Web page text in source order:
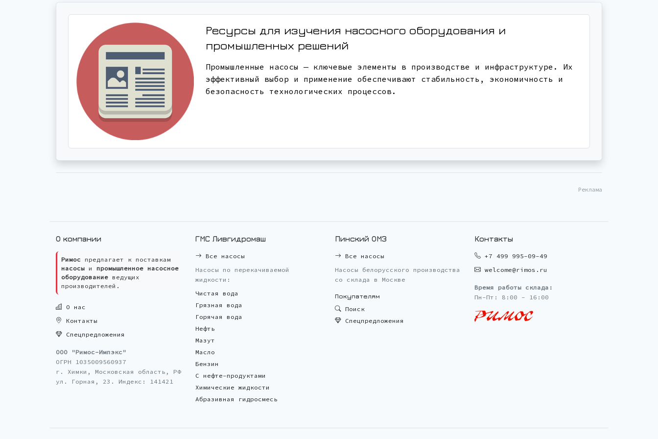
Ресурсы для изучения насосного оборудования и
промышленных решений
Промышленные насосы — ключевые элементы в производстве и инфраструктуре. Их
эффективный выбор и применение обеспечивают стабильность, экономичность и
безопасность технологических процессов.
Реклама
О компании
Римос предлагает к поставкам
насосы и промышленное насосное
оборудование ведущих
производителей.
О нас
Контакты
Спецпредложения
ООО "Римос-Импэкс"
ОГРН 1035009560937
г. Химки, Московская область, РФ
ул. Горная, 23. Индекс: 141421
ГМС Ливгидромаш
Все насосы
Насосы по перекачиваемой
жидкости:
Чистая вода
Грязная вода
Горячая вода
Нефть
Мазут
Масло
Бензин
С нефте-продуктами
Химические жидкости
Абразивная гидросмесь
Пинский ОМЗ
Все насосы
Насосы белорусского производства
со склада в Москве
Покупателям
Поиск
Спецпредложения
Контакты
+7 499 995-09-49
welcome@rimos.ru
Время работы склада:
Пн-Пт: 8:00 - 16:00